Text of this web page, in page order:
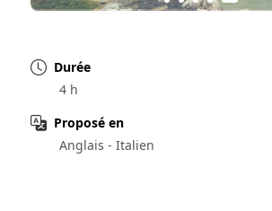
Durée
4 h
Proposé en
Anglais - Italien